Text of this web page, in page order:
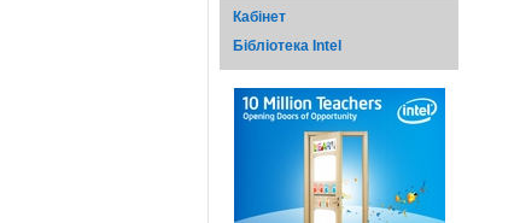
Кабінет
Бібліотека Intel